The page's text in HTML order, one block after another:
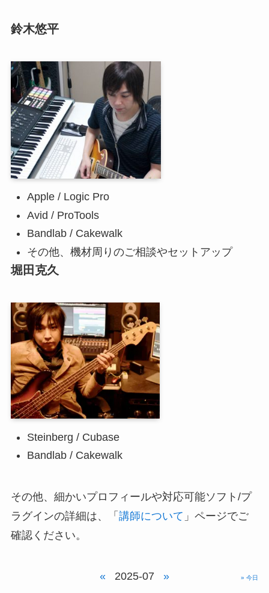
鈴木悠平
Apple / Logic Pro
Avid / ProTools
Bandlab / Cakewalk
その他、機材周りのご相談やセットアップ
堀田克久
Steinberg / Cubase
Bandlab / Cakewalk
その他、細かいプロフィールや対応可能ソフト/プ
ラグインの詳細は、「 講師について 」ページでご
確認ください。
« 2025-07 » » 今日